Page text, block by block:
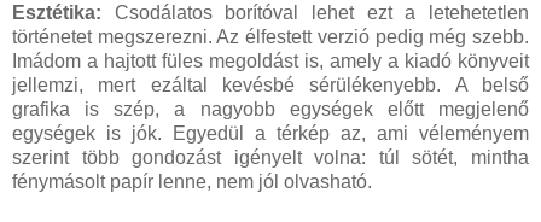
Esztétika: Csodálatos borítóval lehet ezt a letehetetlen
történetet megszerezni. Az élfestett verzió pedig még szebb.
Imádom a hajtott füles megoldást is, amely a kiadó könyveit
jellemzi, mert ezáltal kevésbé sérülékenyebb. A belső
grafika is szép, a nagyobb egységek előtt megjelenő
egységek is jók. Egyedül a térkép az, ami véleményem
szerint több gondozást igényelt volna: túl sötét, mintha
fénymásolt papír lenne, nem jól olvasható.